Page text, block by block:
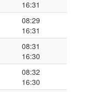
16:31
08:29
16:31
08:31
16:30
08:32
16:30